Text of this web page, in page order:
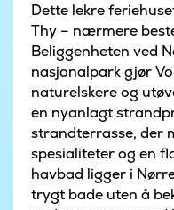
Dette lekre
Thy – nærmere
Beliggenheten ved
nasjonalpark gjør
naturelskere og
en nyanlagt
strandterrasse, der
spesialiteter og en
havbad ligger i
trygt bade uten å